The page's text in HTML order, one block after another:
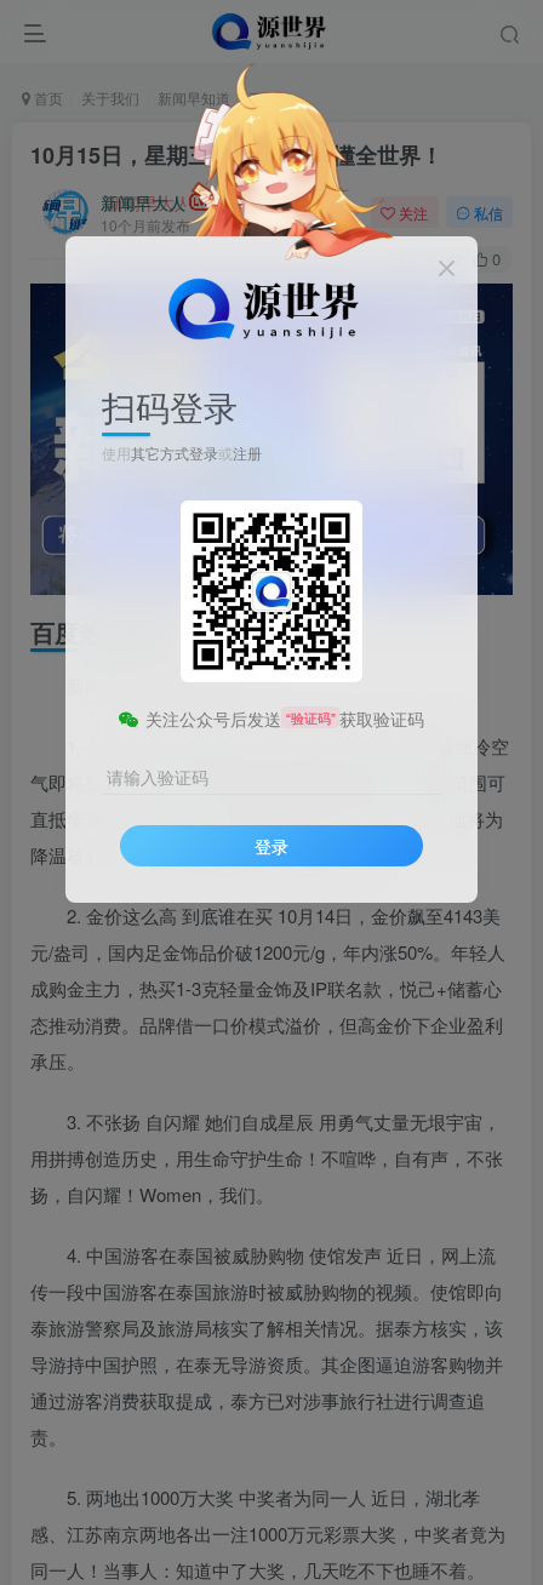
首页 关于我们 新闻早知道 正文
10月15日，星期三, 每天60秒读懂全世界！
新闻早大人
10个月前发布
关注 私信
12 0
百度热搜新闻
新闻来源：百度热搜榜
1. 今年下半年来最强冷空气来袭 今年下半年来最强冷空
气即将抵达，10月14日起将自北向南横扫我国，影响范围可
直抵华南。华北北部、东北地区南部、湖南、贵州等地将为
降温核心区，不少地方气温降幅可超10℃。
2. 金价这么高 到底谁在买 10月14日，金价飙至4143美
元/盎司，国内足金饰品价破1200元/g，年内涨50%。年轻人
成购金主力，热买1-3克轻量金饰及IP联名款，悦己+储蓄心
态推动消费。品牌借一口价模式溢价，但高金价下企业盈利
承压。
3. 不张扬 自闪耀 她们自成星辰 用勇气丈量无垠宇宙，
用拼搏创造历史，用生命守护生命！不喧哗，自有声，不张
扬，自闪耀！Women，我们。
4. 中国游客在泰国被威胁购物 使馆发声 近日，网上流
传一段中国游客在泰国旅游时被威胁购物的视频。使馆即向
泰旅游警察局及旅游局核实了解相关情况。据泰方核实，该
导游持中国护照，在泰无导游资质。其企图逼迫游客购物并
通过游客消费获取提成，泰方已对涉事旅行社进行调查追
责。
5. 两地出1000万大奖 中奖者为同一人 近日，湖北孝
感、江苏南京两地各出一注1000万元彩票大奖，中奖者竟为
同一人！当事人：知道中了大奖，几天吃不下也睡不着。
扫码登录
使用其它方式登录或注册
关注公众号后发送 “验证码” 获取验证码
请输入验证码
登录